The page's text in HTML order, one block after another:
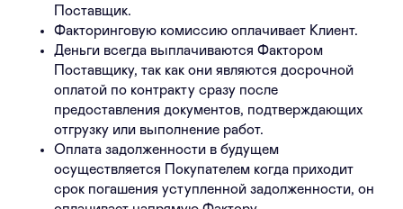
Поставщик.
Факторинговую комиссию оплачивает Клиент.
Деньги всегда выплачиваются Фактором
Поставщику, так как они являются досрочной
оплатой по контракту сразу после
предоставления документов, подтверждающих
отгрузку или выполнение работ.
Оплата задолженности в будущем
осуществляется Покупателем когда приходит
срок погашения уступленной задолженности, он